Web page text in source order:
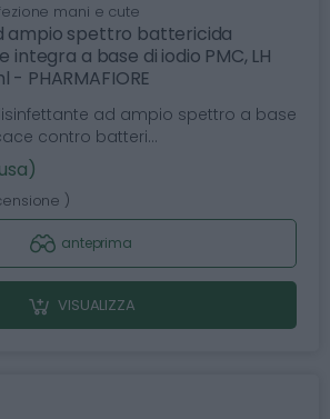
mani e cute
ampio spettro battericida
a base di iodio PMC, LH
- PHARMAFIORE
disinfettante ad ampio spettro a base
contro batteri...
)
anteprima
VISUALIZZA